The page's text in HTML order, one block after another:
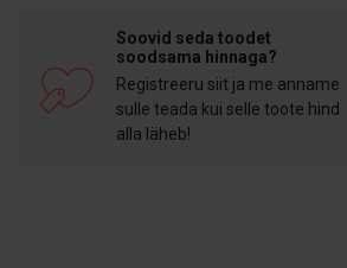
Soovid seda toodet
soodsama hinnaga?
Registreeru siit ja me anname
sulle teada kui selle toote hind
alla läheb!